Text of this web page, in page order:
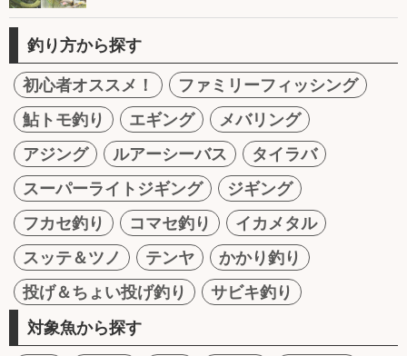
釣り方から探す
初心者オススメ！
ファミリーフィッシング
鮎トモ釣り
エギング
メバリング
アジング
ルアーシーバス
タイラバ
スーパーライトジギング
ジギング
フカセ釣り
コマセ釣り
イカメタル
スッテ＆ツノ
テンヤ
かかり釣り
投げ＆ちょい投げ釣り
サビキ釣り
対象魚から探す